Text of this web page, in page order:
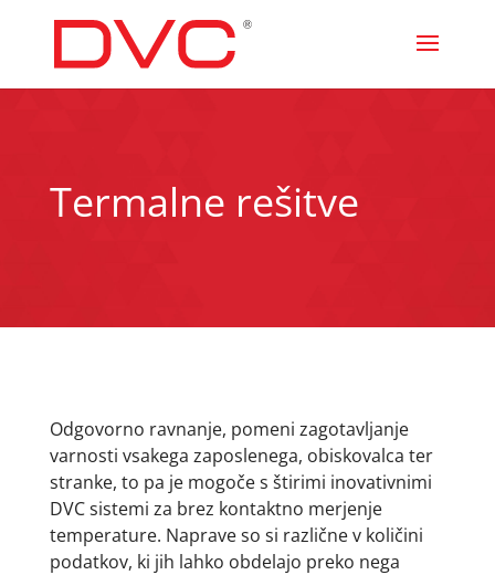
Termalne rešitve
Odgovorno ravnanje, pomeni zagotavljanje
varnosti vsakega zaposlenega, obiskovalca ter
stranke, to pa je mogoče s štirimi inovativnimi
DVC sistemi za brez kontaktno merjenje
temperature. Naprave so si različne v količini
podatkov, ki jih lahko obdelajo preko nega